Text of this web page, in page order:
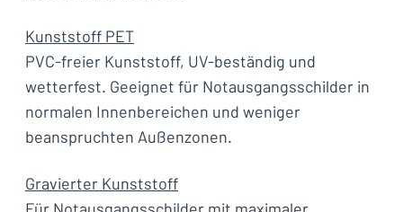
Kunststoff PET
PVC-freier Kunststoff, UV-beständig und
wetterfest. Geeignet für Notausgangsschilder in
normalen Innenbereichen und weniger
beanspruchten Außenzonen.
Gravierter Kunststoff